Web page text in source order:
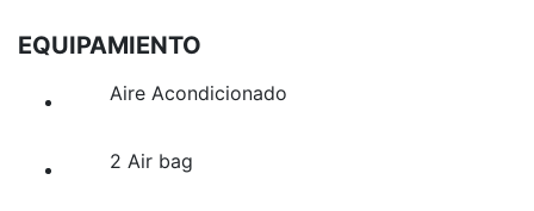
EQUIPAMIENTO
Aire Acondicionado
2 Air bag